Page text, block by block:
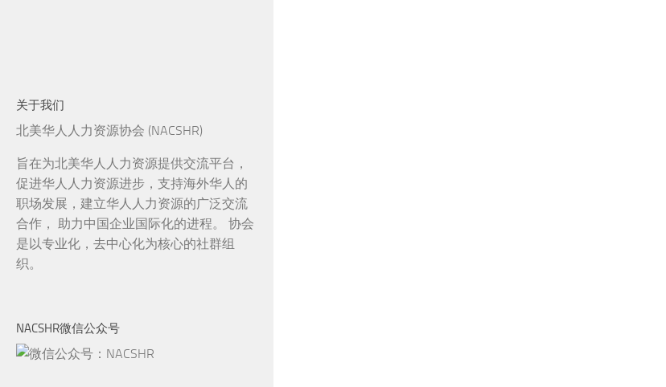
关于我们
北美华人人力资源协会 (NACSHR)
旨在为北美华人人力资源提供交流平台，
促进华人人力资源进步，支持海外华人的
职场发展，建立华人人力资源的广泛交流
合作， 助力中国企业国际化的进程。 协会
是以专业化，去中心化为核心的社群组
织。
NACSHR微信公众号